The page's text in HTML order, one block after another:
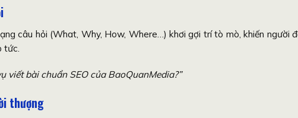
câu hỏi (What, Why, How, Where…) khơi gợi trí tò mò, khiến người
tức.
viết bài chuẩn SEO của BaoQuanMedia?”
thượng